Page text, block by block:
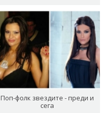
Поп-фолк звездите - преди и
сега